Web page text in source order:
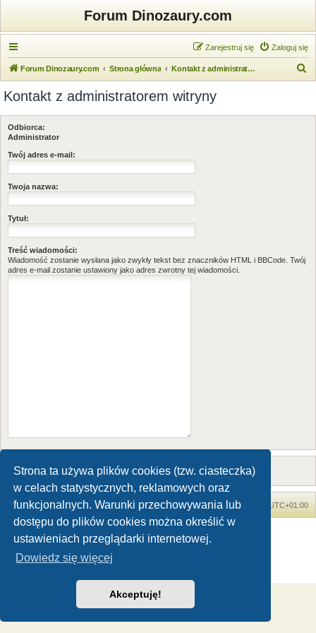
Strona ta używa plików cookies (tzw. ciasteczka)
w celach statystycznych, reklamowych oraz
funkcjonalnych. Warunki przechowywania lub
dostępu do plików cookies można określić w
ustawieniach przeglądarki internetowej.
Dowiedz się więcej
Akceptuję!
Forum Dinozaury.com
Zaloguj się
Zarejestruj się
Forum Dinozaury.com Strona główna Kontakt z administratorem witryny
k
Kontakt z administratorem witryny
Odbiorca:
Administrator
Twój adres e-mail:
Twoja nazwa:
Tytuł:
Treść wiadomości:
Wiadomość zostanie wysłana jako zwykły tekst bez znaczników HTML i BBCode. Twój
adres e-mail zostanie ustawiony jako adres zwrotny tej wiadomości.
Forum Dinozaury.com Strona główna Strefa czasowa UTC+01:00
Technologię dostarczaphpBB® Forum Software © phpBB Limited
Polski pakiet językowy dostarcza